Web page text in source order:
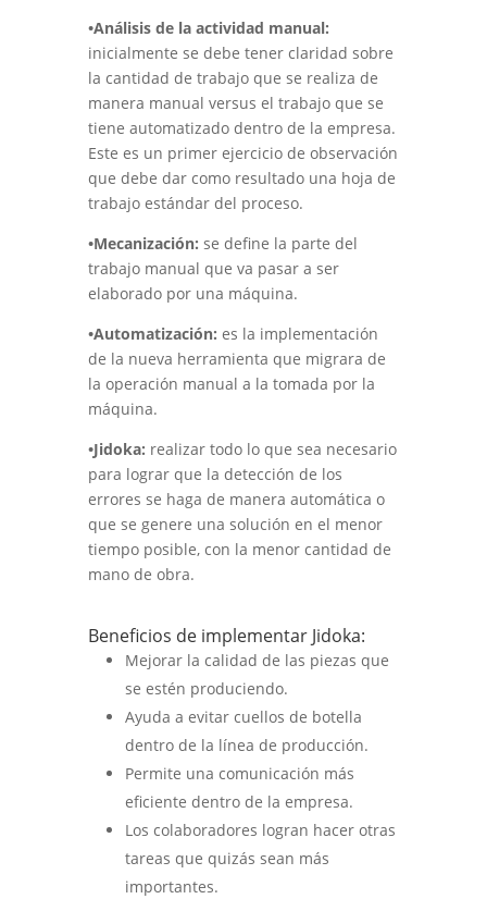
•Análisis de la actividad manual:
inicialmente se debe tener claridad sobre
la cantidad de trabajo que se realiza de
manera manual versus el trabajo que se
tiene automatizado dentro de la empresa.
Este es un primer ejercicio de observación
que debe dar como resultado una hoja de
trabajo estándar del proceso.
•Mecanización: se define la parte del
trabajo manual que va pasar a ser
elaborado por una máquina.
•Automatización: es la implementación
de la nueva herramienta que migrara de
la operación manual a la tomada por la
máquina.
•Jidoka: realizar todo lo que sea necesario
para lograr que la detección de los
errores se haga de manera automática o
que se genere una solución en el menor
tiempo posible, con la menor cantidad de
mano de obra.
Beneficios de implementar Jidoka:
Mejorar la calidad de las piezas que
se estén produciendo.
Ayuda a evitar cuellos de botella
dentro de la línea de producción.
Permite una comunicación más
eficiente dentro de la empresa.
Los colaboradores logran hacer otras
tareas que quizás sean más
importantes.